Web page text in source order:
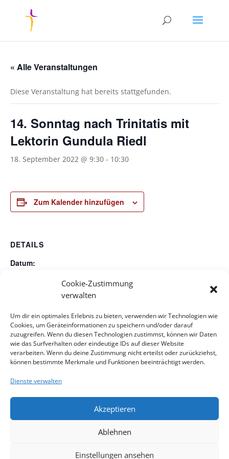
Cookie-Zustimmung
verwalten
Um dir ein optimales Erlebnis zu bieten, verwenden wir Technologien wie
Cookies, um Geräteinformationen zu speichern und/oder darauf
zuzugreifen. Wenn du diesen Technologien zustimmst, können wir Daten
wie das Surfverhalten oder eindeutige IDs auf dieser Website
verarbeiten. Wenn du deine Zustimmung nicht erteilst oder zurückziehst,
können bestimmte Merkmale und Funktionen beeinträchtigt werden.
Dienste verwalten
Akzeptieren
Ablehnen
Einstellungen ansehen
« Alle Veranstaltungen
Diese Veranstaltung hat bereits stattgefunden.
14. Sonntag nach Trinitatis mit
Lektorin Gundula Riedl
18. September 2022 @ 9:30 - 10:30
Zum Kalender hinzufügen
DETAILS
Datum:
Veranstaltungskategorien:
Gottesdienst,Gottesdienst HD mit Abendmahl
17. Ökumenischer Gottesdienst, r.k. Pfarre Namen Jesu,
Kontakt
Cookie-Richtlinie (EU)